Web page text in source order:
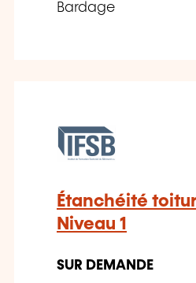
Bardage
Étanchéité
Niveau 1
SUR DEMANDE